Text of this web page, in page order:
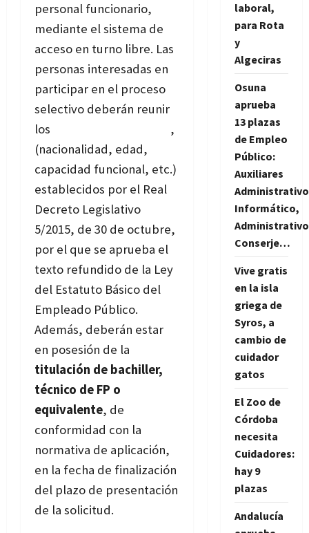
personal funcionario,
mediante el sistema de
acceso en turno libre. Las
personas interesadas en
participar en el proceso
selectivo deberán reunir
los
,
(nacionalidad, edad,
capacidad funcional, etc.)
establecidos por el Real
Decreto Legislativo
5/2015, de 30 de octubre,
por el que se aprueba el
texto refundido de la Ley
del Estatuto Básico del
Empleado Público.
Además, deberán estar
en posesión de la
titulación de bachiller,
técnico de FP o
equivalente, de
conformidad con la
normativa de aplicación,
en la fecha de finalización
del plazo de presentación
de la solicitud.
laboral,
para Rota
y
Algeciras
Osuna
aprueba
13 plazas
de Empleo
Público:
Auxiliares
Informático,
Conserje…
Vive gratis
en la isla
griega de
Syros, a
cambio de
cuidador
gatos
El Zoo de
Córdoba
necesita
Cuidadores:
hay 9
plazas
Andalucía